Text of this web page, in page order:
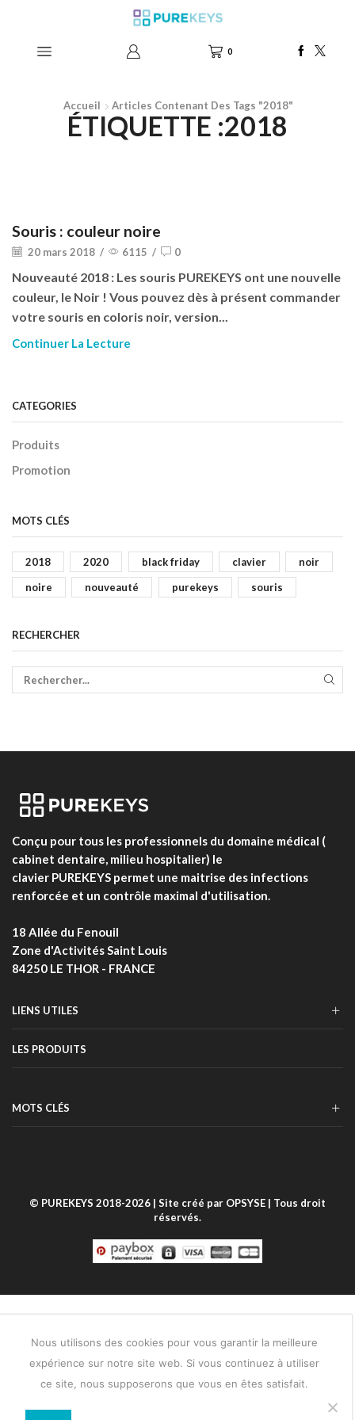
0
Accueil Articles Contenant Des Tags "2018"
ÉTIQUETTE :2018
Produits
Souris : couleur noire
20 mars 2018 / 6115 / 0
Nouveauté 2018 : Les souris PUREKEYS ont une nouvelle
couleur, le Noir ! Vous pouvez dès à présent commander
votre souris en coloris noir, version...
Continuer La Lecture
CATEGORIES
Produits
Promotion
MOTS CLÉS
2018 2020 black friday clavier noir
noire nouveauté purekeys souris
RECHERCHER
Conçu pour tous les professionnels du domaine médical (
cabinet dentaire, milieu hospitalier) le
clavier PUREKEYS permet une maitrise des infections
renforcée et un contrôle maximal d'utilisation.
18 Allée du Fenouil
Zone d'Activités Saint Louis
84250 LE THOR - FRANCE
LIENS UTILES
LES PRODUITS
MOTS CLÉS
© PUREKEYS 2018-2026 | Site créé par OPSYSE | Tous droit
réservés.
Nous utilisons des cookies pour vous garantir la meilleure
expérience sur notre site web. Si vous continuez à utiliser
ce site, nous supposerons que vous en êtes satisfait.